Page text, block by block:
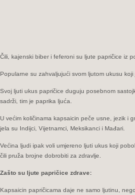
Čili, kajenski biber i feferoni su ljute papričice iz
Popularne su zahvaljujući svom ljutom ukusu
Svoj ljuti ukus papričice duguju posebnom
sadrži, tim je paprika ljuća.
U većim količinama kapsaicin peče usne, jezik i
jela su Indijci, Vijetnamci, Meksikanci i Mađari.
Većina ljudi ipak voli umjereno ljuti ukus koji
čili pruža brojne dobrobiti za zdravlje.
Zašto su ljute papričice zdrave:
Kapsaicin papričicama daje ne samo ljutinu,